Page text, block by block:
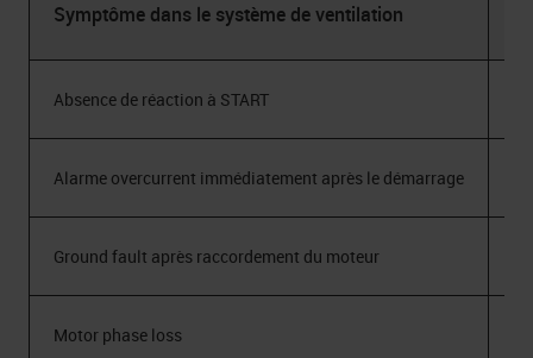
Symptôme dans le système de ventilation
Absence de réaction à START
Alarme overcurrent immédiatement après le démarrage
Ground fault après raccordement du moteur
Motor phase loss